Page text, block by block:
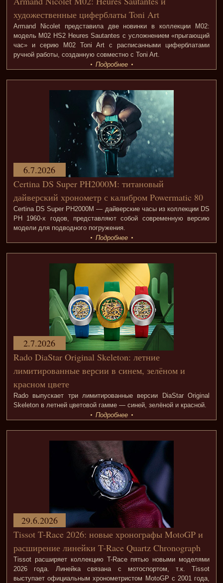
художественные циферблаты Toni Art
Armand Nicolet представила две новинки в коллекции M02:
модель M02 HS2 Heures Sautantes с усложнением «прыгающий
час» и серию M02 Toni Art с расписанными циферблатами
ручной работы, созданную совместно с Toni Art.
Подробнее
Certina DS Super PH2000M: титановый
дайверский хронометр с калибром Powermatic 80
Certina DS Super PH2000M — дайверские часы из коллекции DS
PH 1960-х годов, представляют собой современную версию
модели для подводного погружения.
6.7.2026
Подробнее
Rado DiaStar Original Skeleton: летние
лимитированные версии в синем, зелёном и
красном цвете
Rado выпускает три лимитированные версии DiaStar Original
Skeleton в летней цветовой гамме — синей, зелёной и красной.
2.7.2026
Подробнее
Tissot T-Race 2026: новые хронографы MotoGP и
расширение линейки T-Race Quartz Chronograph
Tissot расширяет коллекцию T-Race пятью новыми моделями
2026 года. Линейка связана с мотоспортом, т.к. Tissot
выступает официальным хронометристом MotoGP с 2001 года,
29.6.2026